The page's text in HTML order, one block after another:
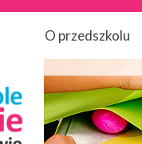
O przedszkolu